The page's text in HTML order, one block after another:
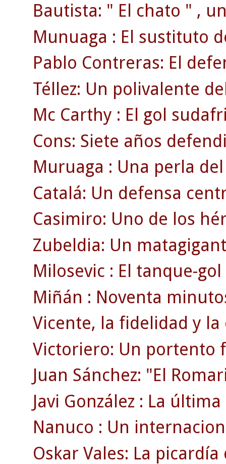
Bautista: " El chato " ,
Munuaga : El sustituto
Pablo Contreras: El
Téllez: Un polivalente
Mc Carthy : El gol
Cons: Siete años
Muruaga : Una perla
Catalá: Un defensa
Casimiro: Uno de los
Zubeldia: Un
Milosevic : El tanque-
Miñán : Noventa
Vicente, la fidelidad y
Victoriero: Un portento
Juan Sánchez: "El
Javi González : La
Nanuco : Un
Oskar Vales: La picardía